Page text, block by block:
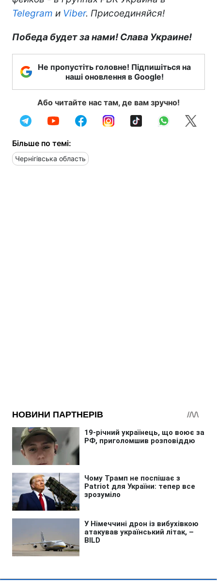
Telegram и Viber. Присоединяйся!
Победа будет за нами! Слава Украине!
Не пропустіть головне! Підпишіться на
наші оновлення в Google!
Або читайте нас там, де вам зручно!
Більше по темі:
Чернігівська область